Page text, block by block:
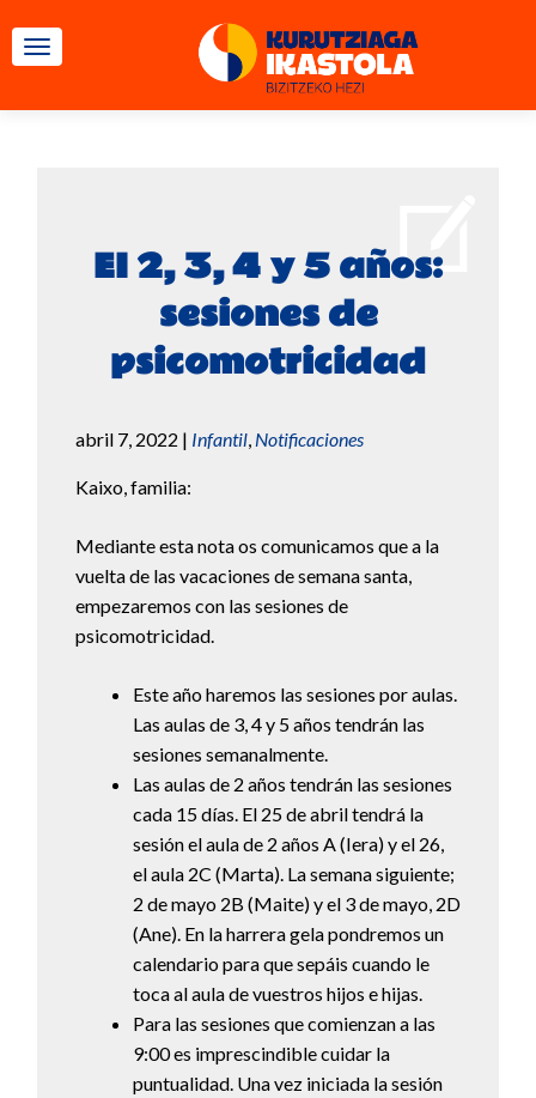
CAMBIAR NAVEGACIÓN
EI 2, 3, 4 y 5 años:
sesiones de
psicomotricidad
abril 7, 2022 | Infantil, Notificaciones
Kaixo, familia:
Mediante esta nota os comunicamos que a la
vuelta de las vacaciones de semana santa,
empezaremos con las sesiones de
psicomotricidad.
Este año haremos las sesiones por aulas.
Las aulas de 3, 4 y 5 años tendrán las
sesiones semanalmente.
Las aulas de 2 años tendrán las sesiones
cada 15 días. El 25 de abril tendrá la
sesión el aula de 2 años A (Iera) y el 26,
el aula 2C (Marta). La semana siguiente;
2 de mayo 2B (Maite) y el 3 de mayo, 2D
(Ane). En la harrera gela pondremos un
calendario para que sepáis cuando le
toca al aula de vuestros hijos e hijas.
Para las sesiones que comienzan a las
9:00 es imprescindible cuidar la
puntualidad. Una vez iniciada la sesión